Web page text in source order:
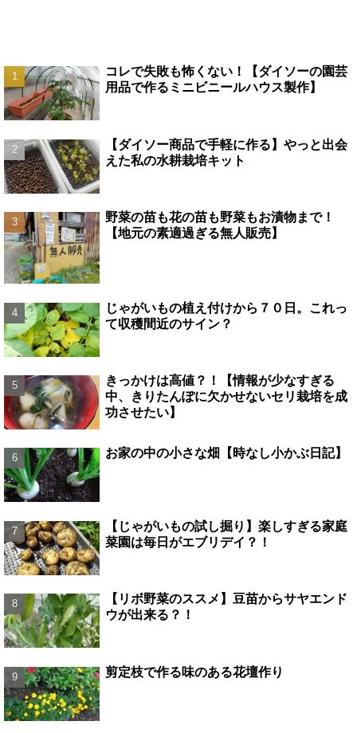
コレで失敗も怖くない！【ダイソーの園芸
用品で作るミニビニールハウス製作】
【ダイソー商品で手軽に作る】やっと出会
えた私の水耕栽培キット
野菜の苗も花の苗も野菜もお漬物まで！
【地元の素適過ぎる無人販売】
じゃがいもの植え付けから７０日。これっ
て収穫間近のサイン？
きっかけは高値？！【情報が少なすぎる
中、きりたんぽに欠かせないセリ栽培を成
功させたい】
お家の中の小さな畑【時なし小かぶ日記】
【じゃがいもの試し掘り】楽しすぎる家庭
菜園は毎日がエブリデイ？！
【リボ野菜のススメ】豆苗からサヤエンド
ウが出来る？！
剪定枝で作る味のある花壇作り